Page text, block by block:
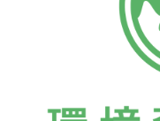
址，屬自然景觀及人
觀光資源的原因就在
及）。然而地方政府
政府在發展觀光時，
目的地的運輸帶，這